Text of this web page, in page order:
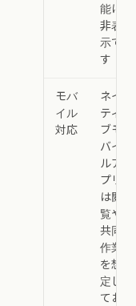
能は
非表
示で
す
モバ
イル
対応
ネイ
ティ
ブモ
バイ
ルア
プリ
は閲
覧や
共同
作業
を想
定し
てお